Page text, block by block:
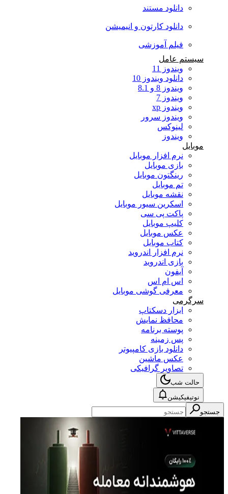
دانلود مستند
دانلود کارتون و انیمیشن
فیلم آموزشی
سیستم عامل
ویندوز 11
دانلود ویندوز 10
ویندوز 8 و 8.1
ویندوز 7
ویندوز xp
ویندوز سرور
لینوکس
ویندوز
موبایل
نرم افزار موبایل
بازی موبایل
رینگتون موبایل
تم موبایل
نقشه موبایل
اسکرین سیور موبایل
پاکت پی سی
کلیپ موبایل
عکس موبایل
کتاب موبایل
نرم افزار اندروید
بازی اندروید
آیفون
اس ام اس
معرفی گوشی موبایل
سرگرمی
ابزار دسکتاپ
محافظ نمایش
پوسته برنامه
پس زمینه
دانلود بازی کامپیوتر
عکس ماشین
تصاویر گرافیکی
حالت شب
نوتیفیکیشن
جستجو